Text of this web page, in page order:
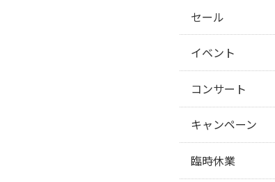
セール
イベント
コンサート
キャンペーン
臨時休業